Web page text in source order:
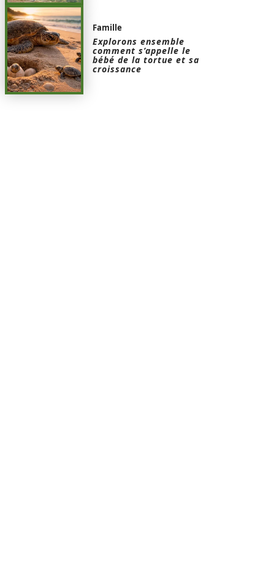
Famille
Explorons ensemble
comment s’appelle le
bébé de la tortue et sa
croissance